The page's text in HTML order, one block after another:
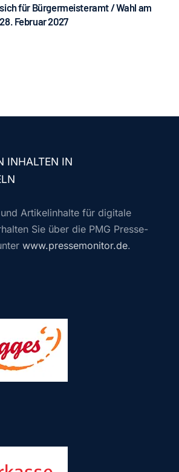
sich für Bürgermeisteramt / Wahl am
28. Februar 2027
INHALTEN IN
Artikelinhalte für digitale
Sie über die PMG Presse-
www.pressemonitor.de.